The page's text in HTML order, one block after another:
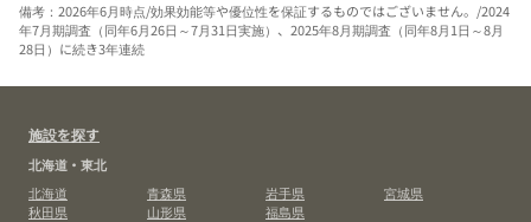
備考：2026年6月時点/効果効能等や優位性を保証するものではございません。/2024
年7月期調査（同年6月26日～7月31日実施）、2025年8月期調査（同年8月1日～8月
28日）に続き3年連続
施設を探す
北海道・東北
北海道
青森県 岩手県
宮城県
秋田県
山形県
福島県